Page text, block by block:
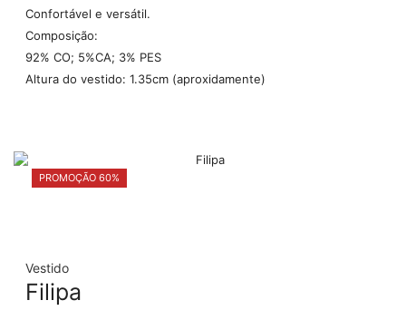
Confortável e versátil.
Composição:
92% CO; 5%CA; 3% PES
Altura do vestido: 1.35cm (aproxidamente)
PROMOÇÃO 60%
Vestido
Filipa